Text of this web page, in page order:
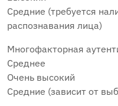
Средние (требуется
распознавания лица)
Многофакторная
Среднее
Очень высокий
Средние (зависит от